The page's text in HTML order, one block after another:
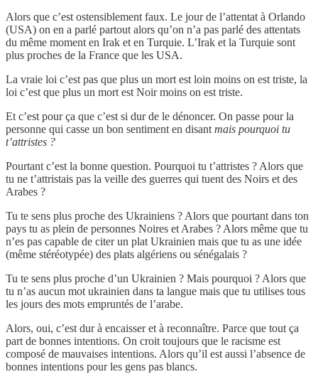
Alors que c’est ostensiblement faux. Le jour de l’attentat à Orlando
(USA) on en a parlé partout alors qu’on n’a pas parlé des attentats
du même moment en Irak et en Turquie. L’Irak et la Turquie sont
plus proches de la France que les USA.
La vraie loi c’est pas que plus un mort est loin moins on est triste, la
loi c’est que plus un mort est Noir moins on est triste.
Et c’est pour ça que c’est si dur de le dénoncer. On passe pour la
personne qui casse un bon sentiment en disant mais pourquoi tu
t’attristes ?
Pourtant c’est la bonne question. Pourquoi tu t’attristes ? Alors que
tu ne t’attristais pas la veille des guerres qui tuent des Noirs et des
Arabes ?
Tu te sens plus proche des Ukrainiens ? Alors que pourtant dans ton
pays tu as plein de personnes Noires et Arabes ? Alors même que tu
n’es pas capable de citer un plat Ukrainien mais que tu as une idée
(même stéréotypée) des plats algériens ou sénégalais ?
Tu te sens plus proche d’un Ukrainien ? Mais pourquoi ? Alors que
tu n’as aucun mot ukrainien dans ta langue mais que tu utilises tous
les jours des mots empruntés de l’arabe.
Alors, oui, c’est dur à encaisser et à reconnaître. Parce que tout ça
part de bonnes intentions. On croit toujours que le racisme est
composé de mauvaises intentions. Alors qu’il est aussi l’absence de
bonnes intentions pour les gens pas blancs.